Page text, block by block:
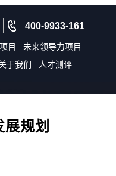
目
未来领导力项目
于我们
人才测评
400-9933-161
规划